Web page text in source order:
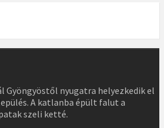
Gyöngyöstől nyugatra helyezkedik el
A katlanba épült falut a
szeli ketté.